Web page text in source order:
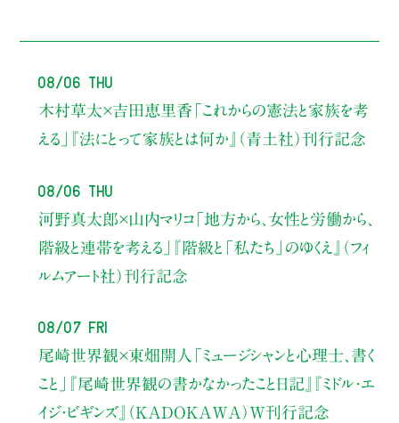
08/06 Thu
木村草太×吉田恵里香 「これからの憲法と家族を考
える」
『法にとって家族とは何か』（青土社）刊行記念
08/06 Thu
河野真太郎×山内マリコ「地方から、女性と労働から、
階級と連帯を考える」
『階級と「私たち」のゆくえ』（フィ
ルムアート社）刊行記念
08/07 Fri
尾崎世界観×東畑開人
「ミュージシャンと心理士、書く
こと」
『尾崎世界観の書かなかったこと日記』『ミドル・エ
イジ・ビギンズ』（KADOKAWA）W刊行記念